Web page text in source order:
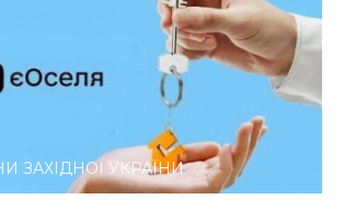
ЗАХІДНОЇ УКРАЇНИ